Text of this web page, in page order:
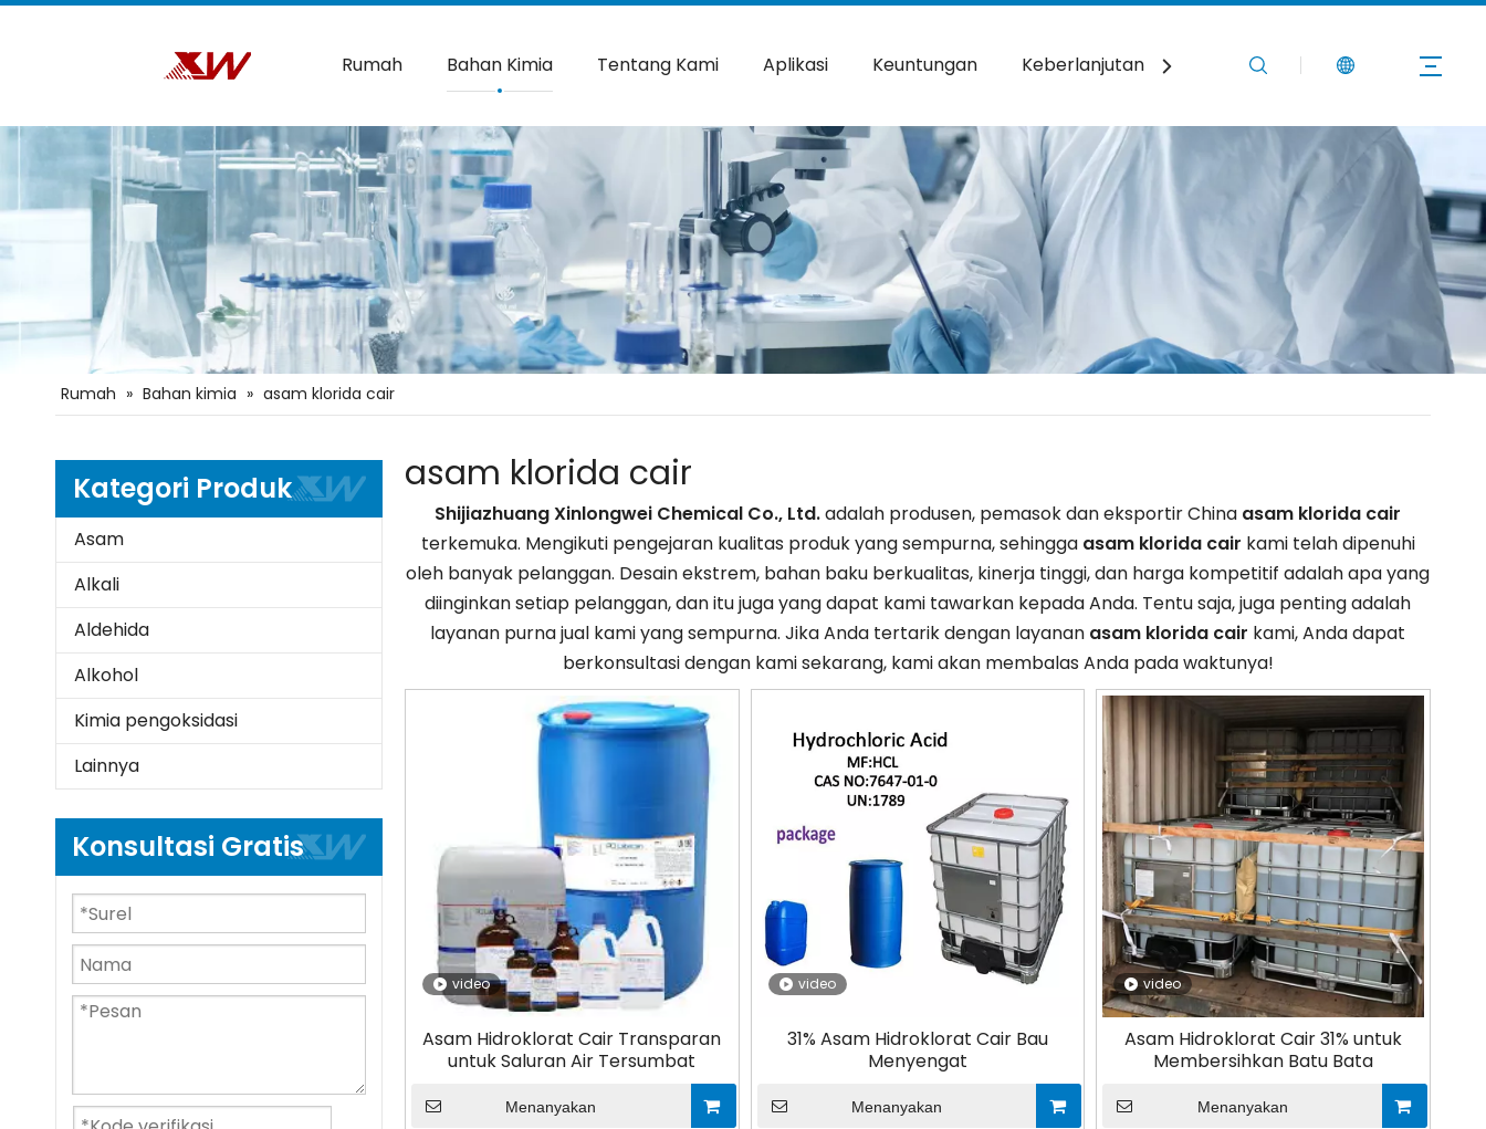
Rumah Bahan Kimia Tentang Kami Aplikasi Keuntungan Keberlanjutan Hubungi Kami
Rumah » Bahan kimia » asam klorida cair
Kategori Produk
Asam
Alkali
Aldehida
Alkohol
Kimia pengoksidasi
Lainnya
Konsultasi Gratis
asam klorida cair
Shijiazhuang Xinlongwei Chemical Co., Ltd.adalah produsen, pemasok dan eksportir China asam klorida cair
terkemuka. Mengikuti pengejaran kualitas produk yang sempurna, sehingga asam klorida cair kami telah dipenuhi
oleh banyak pelanggan. Desain ekstrem, bahan baku berkualitas, kinerja tinggi, dan harga kompetitif adalah apa yang
diinginkan setiap pelanggan, dan itu juga yang dapat kami tawarkan kepada Anda. Tentu saja, juga penting adalah
layanan purna jual kami yang sempurna. Jika Anda tertarik dengan layanan asam klorida cair kami, Anda dapat
berkonsultasi dengan kami sekarang, kami akan membalas Anda pada waktunya!
video
Asam Hidroklorat Cair Transparan
untuk Saluran Air Tersumbat
Menanyakan
video
31% Asam Hidroklorat Cair Bau
Menyengat
Menanyakan
video
Asam Hidroklorat Cair 31% untuk
Membersihkan Batu Bata
Menanyakan